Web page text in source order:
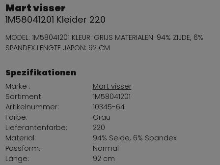
Mart visser
1M58041201 Kleider 220
MODEL: 1M58041201 KLEUR: GRIJS MATERIALEN: 94% ZIJDE, 6%
SPANDEX LENGTE JAPON: 92 CM
Spezifikationen
Marke :
Mart visser
Sortiment:
1M58041201
Artikelnummer:
10345-64
Farbe:
Grau
Lieferantenfarbe:
220
Material:
94% Seide, 6% Spandex
Passform::
Normal
Länge:
92 cm